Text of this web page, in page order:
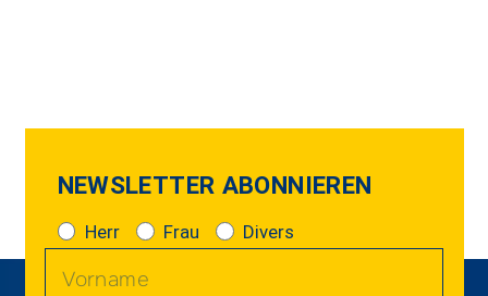
NEWSLETTER ABONNIEREN
Herr Frau Divers